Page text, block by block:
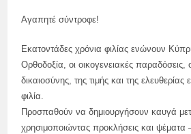
Αγαπητέ σύντροφε!
Εκατοντάδες χρόνια φιλίας ενώνουν
Ορθοδοξία, οι οικογενειακές παραδόσεις,
δικαιοσύνης, της τιμής και της
φιλία.
Προσπαθούν να δημιουργήσουν καυγά
χρησιμοποιώντας προκλήσεις και ψέματα